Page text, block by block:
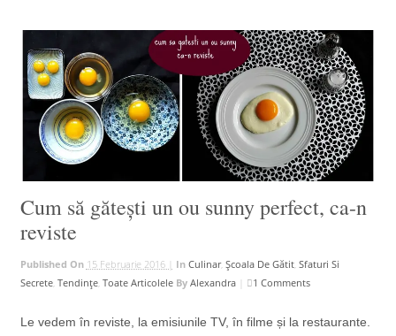
Cum să gătești un ou sunny perfect, ca-n
reviste
Published On 15 Februarie 2016 | In Culinar, Școala De Gătit, Sfaturi Si
Secrete, Tendințe, Toate Articolele By Alexandra| 1 Comments
Le vedem în reviste, la emisiunile TV, în filme și la restaurante.